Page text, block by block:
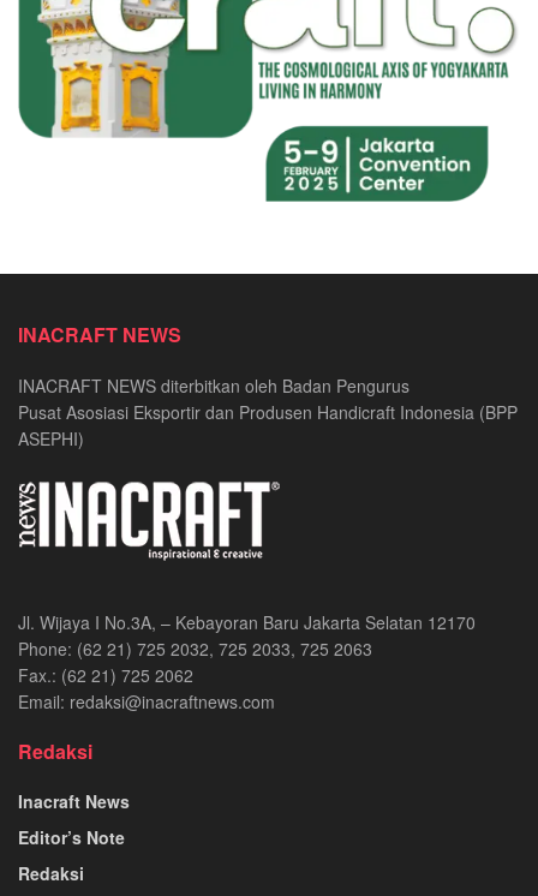
INACRAFT NEWS
INACRAFT NEWS diterbitkan oleh Badan Pengurus
Pusat Asosiasi Eksportir dan Produsen Handicraft Indonesia (BPP
ASEPHI)
Jl. Wijaya I No.3A, – Kebayoran Baru Jakarta Selatan 12170
Phone: (62 21) 725 2032, 725 2033, 725 2063
Fax.: (62 21) 725 2062
Email: redaksi@inacraftnews.com
Redaksi
Inacraft News
Editor’s Note
Redaksi